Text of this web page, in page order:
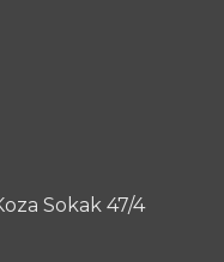
Sokak 47/4